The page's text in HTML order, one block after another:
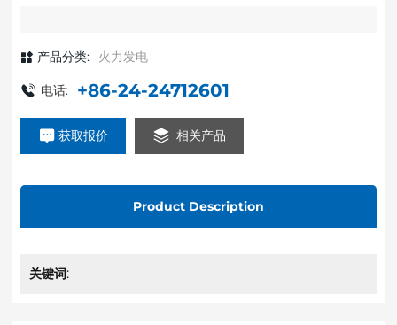
产品分类: 火力发电
电话: +86-24-24712601
获取报价 相关产品
Product Description
关键词: